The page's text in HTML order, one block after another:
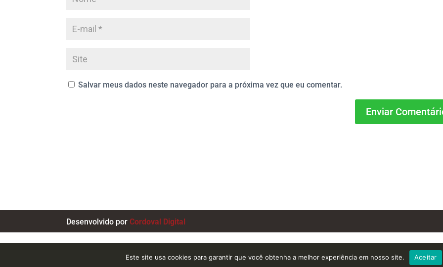
Salvar meus dados neste navegador para a próxima vez que eu comentar.
Desenvolvido por Cordoval Digital
Este site usa cookies para garantir que você obtenha a melhor experiência em nosso site. Aceitar